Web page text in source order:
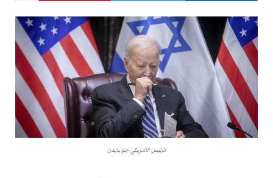
الرئيس الأمريكي جو بايدن